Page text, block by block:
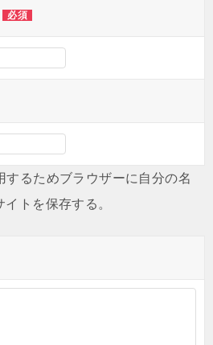
必須
するためブラウザーに自分の名
トを保存する。